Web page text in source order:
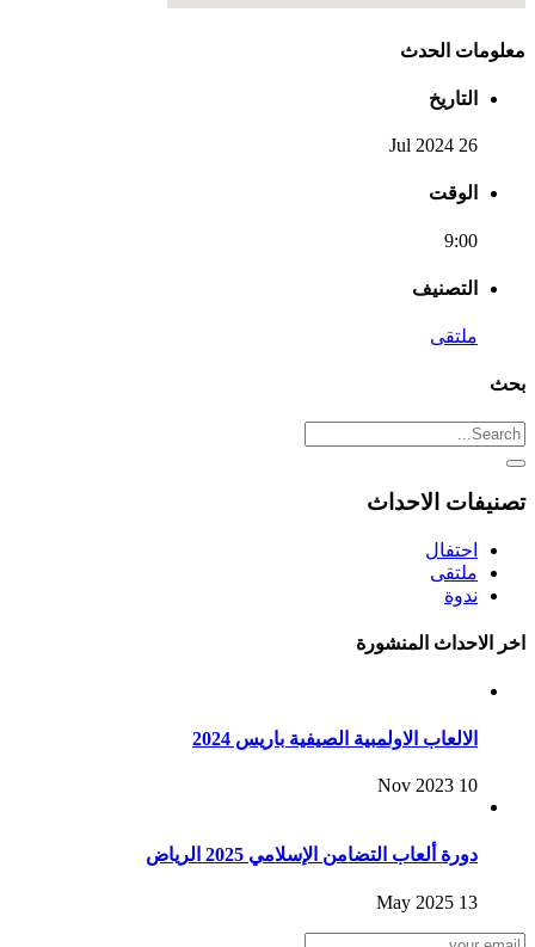
معلومات الحدث
التاريخ
26 Jul 2024
الوقت
9:00
التصنيف
ملتقى
بحث
تصنيفات الاحداث
احتفال
ملتقى
ندوة
اخر الاحداث المنشورة
الالعاب الاولمبية الصيفية باريس 2024
10 Nov 2023
دورة ألعاب التضامن الإسلامي 2025 الرياض
13 May 2025